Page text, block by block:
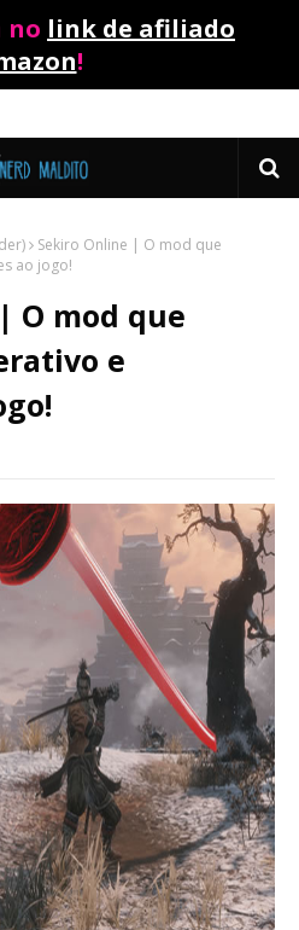
no link de afiliado
!
Sekiro Online | O mod que
ao jogo!
O mod que
e